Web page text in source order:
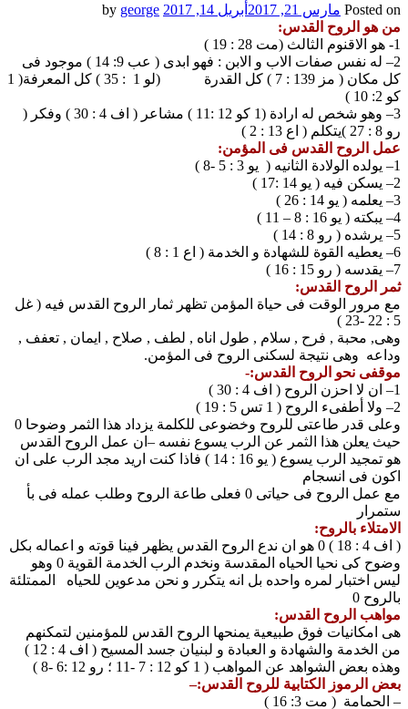
Posted on مارس 21, 2017 أبريل 14, 2017
george
من هو الروح القدس:
1- هو الاقنوم الثالث (مت 28 : 19 )
2– له نفس صفات الاب و الابن : فهو ابدى ( عب 9: 14 ) موجود فى
كل مكان ( مز 139 : 7 ) كل القدرة (لو 1 : 35 ) كل المعرفة( 1
كو 2: 10 )
3– وهو شخص له ارادة (1 كو 12 :11 ) مشاعر ( اف 4 : 30 ) وفكر (
رو 8 : 27 )يتكلم ( اع 13 : 2 )
عمل الروح القدس فى المؤمن:
1– يولده الولادة الثانيه ( يو 3 : 5 -8 )
2– يسكن فيه ( يو 14 :17 )
3– يعلمه ( يو 14 : 26 )
4– يبكته ( يو 16 : 8 – 11 )
5– يرشده ( رو 8 : 14 )
6– يعطيه القوة للشهادة و الخدمة ( اع 1 : 8 )
7– يقدسه ( رو 15 : 16 )
ثمر الروح القدس:
مع مرور الوقت فى حياة المؤمن تظهر ثمار الروح القدس فيه ( غل
5 : 22 -23 )
وهى, محبة , فرح , سلام , طول اناه , لطف , صلاح , ايمان , تعفف ,
وداعه وهى نتيجة لسكنى الروح فى المؤمن.
موقفى نحو الروح القدس:-
1– ان لا احزن الروح ( اف 4 : 30 )
2– ولا أطفىء الروح ( 1 تس 5 : 19 )
وعلى قدر طاعتى للروح وخضوعى للكلمة يزداد هذا الثمر وضوحا 0
حيث يعلن هذا الثمر عن الرب يسوع نفسه –ان عمل الروح القدس
هو تمجيد الرب يسوع ( يو 16 : 14 ) فاذا كنت اريد مجد الرب على ان
اكون فى انسجام
مع عمل الروح فى حياتى 0 فعلى طاعة الروح وطلب عمله فى بأ
ستمرار
الامتلاء بالروح:
( اف 4 : 18 ) 0 هو ان ندع الروح القدس يظهر فينا قوته و اعماله بكل
وضوح كى نحيا الحياه المقدسة ونخدم الرب الخدمة القوية 0 وهو
ليس اختبار لمره واحده بل انه يتكرر و نحن مدعوين للحياه الممتلئة
بالروح 0
مواهب الروح القدس:
هى امكانيات فوق طبيعية يمنحها الروح القدس للمؤمنين لتمكنهم
من الخدمة والشهادة و العبادة و لبنيان جسد المسيح ( اف 4 : 12 )
وهذه بعض الشواهد عن المواهب ( 1 كو 12 : 7 -11 ؛ رو 12 :6 -8 )
بعض الرموز الكتابية للروح القدس:–
– الحمامة ( مت 3: 16 )